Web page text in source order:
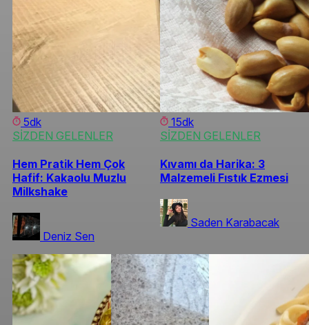
5dk
SİZDEN GELENLER
Hem Pratik Hem Çok
Hafif: Kakaolu Muzlu
Milkshake
Deniz Sen
15dk
SİZDEN GELENLER
Kıvamı da Harika: 3
Malzemeli Fıstık Ezmesi
Saden Karabacak